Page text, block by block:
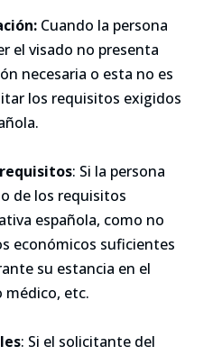
Cuando la persona
el visado no presenta
necesaria o esta no es
los requisitos exigidos
: Si la persona
de los requisitos
española, como no
económicos suficientes
su estancia en el
médico, etc.
: Si el solicitante del